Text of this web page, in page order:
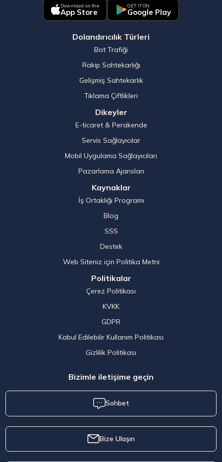
Download on the
App Store
GET IT ON
Google Play
Dolandırıcılık Türleri
Bot Trafiği
Rakip Sahtekarlığı
Gelişmiş Sahtekarlık
Tıklama Çiftlikleri
Dikeyler
E-ticaret & Perakende
Servis Sağlayıcılar
Mobil Uygulama Sağlayıcıları
Pazarlama Ajansları
Kaynaklar
İş Ortaklığı Programı
Blog
SSS
Destek
Web Siteniz için Politika Metni
Politikalar
Çerez Politikası
KVKK
GDPR
Kabul Edilebilir Kullanım Politikası
Gizlilik Politikası
Bizimle iletişime geçin
Sohbet
Bize Ulaşın